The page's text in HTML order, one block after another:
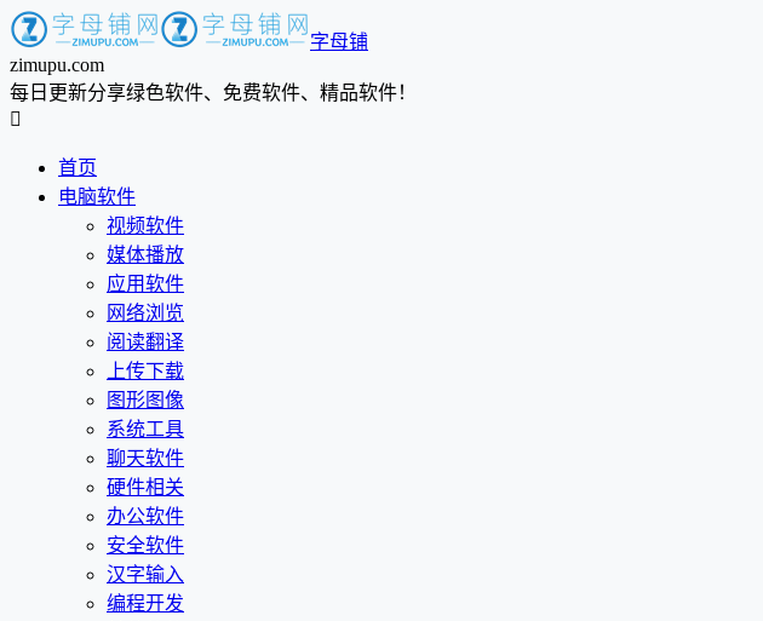
字母铺
zimupu.com
每日更新分享绿色软件、免费软件、精品软件！

首页
电脑软件
视频软件
媒体播放
应用软件
网络浏览
阅读翻译
上传下载
图形图像
系统工具
聊天软件
硬件相关
办公软件
安全软件
汉字输入
编程开发